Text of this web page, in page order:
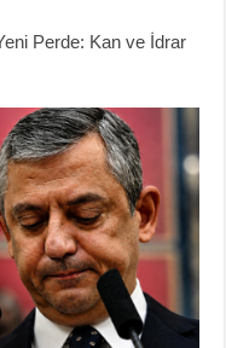
Perde: Kan ve İdrar